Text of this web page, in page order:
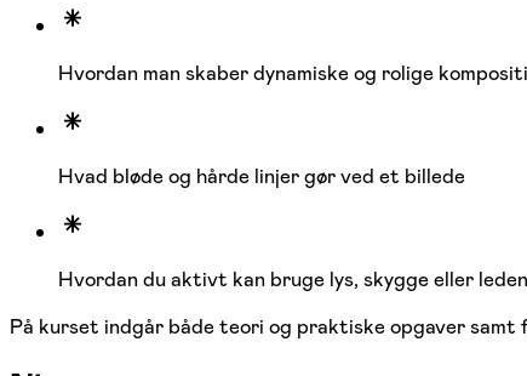
Hvordan man skaber dynamiske og rolige
Hvad bløde og hårde linjer gør ved et billede
Hvordan du aktivt kan bruge lys, skygge eller
På kurset indgår både teori og praktiske opgaver